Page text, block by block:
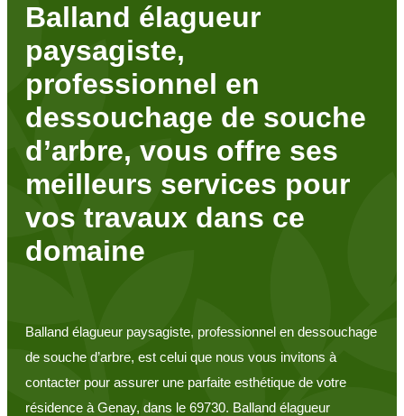
Balland élagueur
paysagiste,
professionnel en
dessouchage de souche
d’arbre, vous offre ses
meilleurs services pour
vos travaux dans ce
domaine
Balland élagueur paysagiste, professionnel en dessouchage
de souche d’arbre, est celui que nous vous invitons à
contacter pour assurer une parfaite esthétique de votre
résidence à Genay, dans le 69730. Balland élagueur